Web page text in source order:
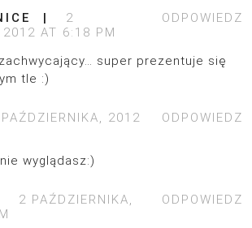
ODPOWIEDZ
2
2012 AT 6:18 PM
super prezentuje się
tle :)
ODPOWIEDZ
2012
wyglądasz:)
ODPOWIEDZ
2 PAŹDZIERNIKA,